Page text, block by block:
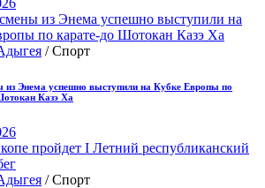
/ Спорт
из Энема успешно выступили на Кубке Европы по
Казэ Ха
/ Спорт